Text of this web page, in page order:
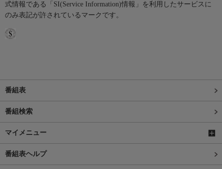
式情報である「SI(Service Information)情報」を利用したサービスに
のみ表記が許されているマークです。
番組表
番組検索
マイメニュー
番組表ヘルプ